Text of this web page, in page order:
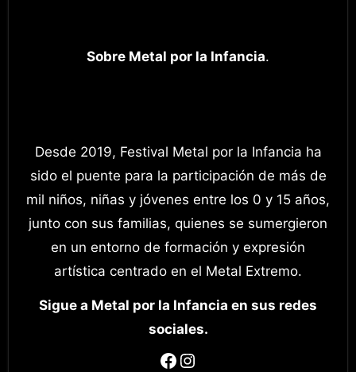
Sobre Metal por la Infancia.
Desde 2019, Festival Metal por la Infancia ha
sido el puente para la participación de más de
mil niños, niñas y jóvenes entre los 0 y 15 años,
junto con sus familias, quienes se sumergieron
en un entorno de formación y expresión
artística centrado en el Metal Extremo.
Sigue a Metal por la Infancia en sus redes
sociales.
Facebook Instagram